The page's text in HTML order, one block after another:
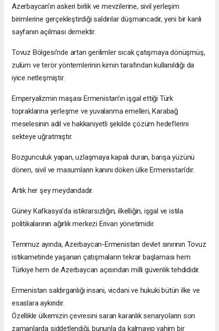
Azerbaycan’ın askeri birlik ve mevzilerine, sivil yerleşim
birimlerine gerçekleştirdiği saldırılar düşmancadır, yeni bir kanlı
sayfanın açılması demektir.
Tovuz Bölgesi’nde artan gerilimler sıcak çatışmaya dönüşmüş,
zulüm ve terör yöntemlerinin kimin tarafından kullanıldığı da
iyice netleşmiştir.
Emperyalizmin maşası Ermenistan’ın işgal ettiği Türk
topraklarına yerleşme ve yuvalanma emelleri, Karabağ
meselesinin adil ve hakkaniyetli şekilde çözüm hedeflerini
sekteye uğratmıştır.
Bozgunculuk yapan, uzlaşmaya kapalı duran, barışa yüzünü
dönen, sivil ve masumların kanını döken ülke Ermenistan’dır.
Artık her şey meydandadır.
Güney Kafkasya’da istikrarsızlığın, ilkelliğin, işgal ve istila
politikalarının ağırlık merkezi Erivan yönetimidir.
Temmuz ayında, Azerbaycan-Ermenistan devlet sınırının Tovuz
istikametinde yaşanan çatışmaların tekrar başlaması hem
Türkiye hem de Azerbaycan açısından milli güvenlik tehdididir.
Ermenistan saldırganlığı insani, vicdani ve hukuki bütün ilke ve
esaslara aykırıdır.
Özellikle ülkemizin çevresini saran karanlık senaryoların son
zamanlarda şiddetlendiği, bununla da kalmayıp vahim bir